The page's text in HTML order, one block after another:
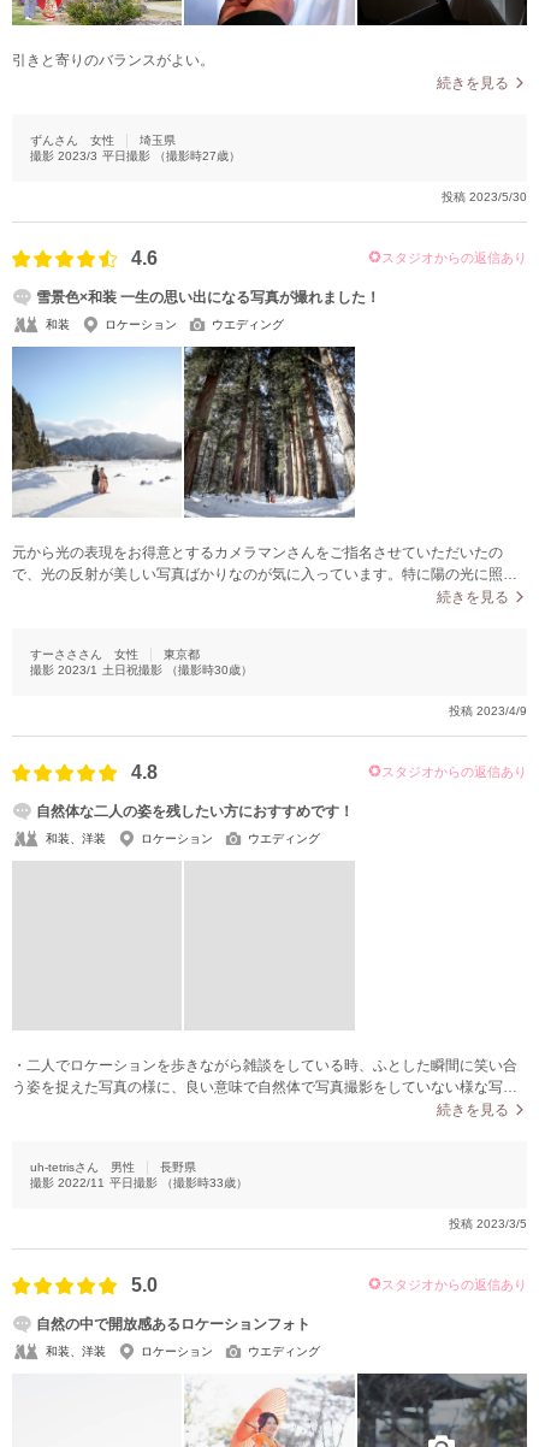
引きと寄りのバランスがよい。
続きを見る
ずんさん 女性
埼玉県
撮影 2023/3 平日撮影 （撮影時27歳）
投稿 2023/5/30
4.6 スタジオからの返信あり
雪景色×和装 一生の思い出になる写真が撮れました！
和装 ロケーション ウエディング
元から光の表現をお得意とするカメラマンさんをご指名させていただいたの
で、光の反射が美しい写真ばかりなのが気に入っています。特に陽の光に照ら
された雪が舞う写真は、とても幻想的でした。カメラマンさんの声掛けや指示
続きを見る
すーさささん 女性
東京都
撮影 2023/1 土日祝撮影 （撮影時30歳）
投稿 2023/4/9
4.8 スタジオからの返信あり
自然体な二人の姿を残したい方におすすめです！
和装、洋装 ロケーション ウエディング
・二人でロケーションを歩きながら雑談をしている時、ふとした瞬間に笑い合
う姿を捉えた写真の様に、良い意味で自然体で写真撮影をしていない様な写真
続きを見る
uh-tetrisさん 男性
長野県
撮影 2022/11 平日撮影 （撮影時33歳）
投稿 2023/3/5
5.0 スタジオからの返信あり
自然の中で開放感あるロケーションフォト
和装、洋装 ロケーション ウエディング